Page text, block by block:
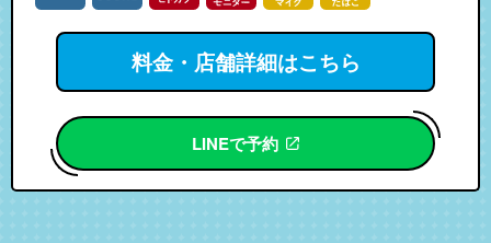
料金・店舗詳細はこちら
LINEで予約